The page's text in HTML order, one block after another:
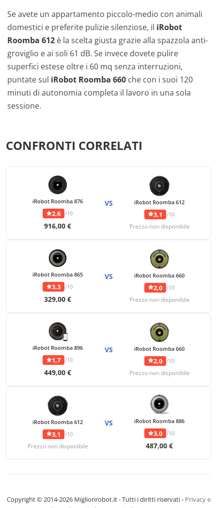
Se avete un appartamento piccolo-medio con animali
domestici e preferite pulizie silenziose, il iRobot
Roomba 612 è la scelta giusta grazie alla spazzola anti-
groviglio e ai soli 61 dB. Se invece dovete pulire
superfici estese oltre i 60 mq senza interruzioni,
puntate sul iRobot Roomba 660 che con i suoi 120
minuti di autonomia completa il lavoro in una sola
sessione.
CONFRONTI CORRELATI
iRobot Roomba 876
2,6 /10
916,00 €
VS iRobot Roomba 612
3,1 /10
Prezzo non disponibile
iRobot Roomba 865
3,3 /10
329,00 €
VS iRobot Roomba 660
2,0 /10
Prezzo non disponibile
iRobot Roomba 896
1,7 /10
449,00 €
VS iRobot Roomba 660
2,0 /10
Prezzo non disponibile
iRobot Roomba 612
3,1 /10
Prezzo non disponibile
VS iRobot Roomba 886
3,0 /10
487,00 €
Copyright © 2014-2026 Migliorirobot.it - Tutti i diritti riservati - Privacy e